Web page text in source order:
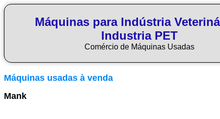
Máquinas para Indústria
Industria PET
Comércio de Máquinas Usadas
Máquinas usadas à venda
Mank